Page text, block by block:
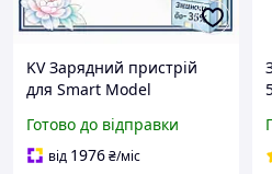
KV Зарядний пристрій
для Smart Model
кабелем 5м захистом IP67
для швидкого за 99/KVI
Готово до відправки
від 1976₴/міс